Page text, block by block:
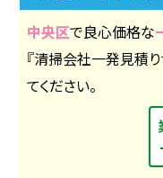
中央区で良心価格な
『清掃会社一発見積
てください。